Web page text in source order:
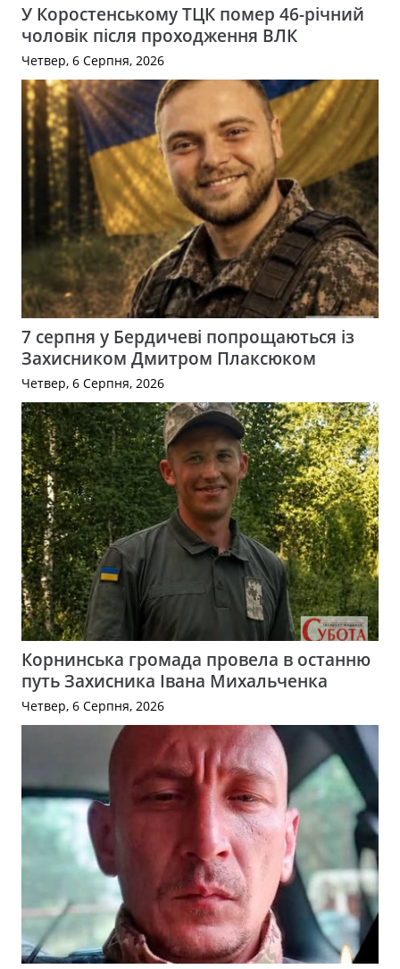
У Коростенському ТЦК помер 46-річний
чоловік після проходження ВЛК
Четвер, 6 Серпня, 2026
7 серпня у Бердичеві попрощаються із
Захисником Дмитром Плаксюком
Четвер, 6 Серпня, 2026
Корнинська громада провела в останню
путь Захисника Івана Михальченка
Четвер, 6 Серпня, 2026